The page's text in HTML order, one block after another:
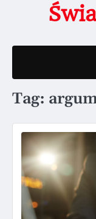
Tag: